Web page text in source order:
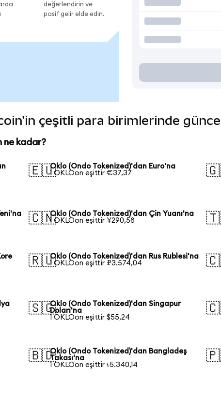
değerlendirin ve
pasif gelir elde edin.
çeşitli para birimlerinde
ne kadar?
🇪🇺Oklo (Ondo Tokenized)'dan Euro'na
1 OKLOon eşittir €37,37
🇨🇳Oklo (Ondo Tokenized)'dan Çin Yuanı'na
1 OKLOon eşittir ¥290,58
🇷🇺Oklo (Ondo Tokenized)'dan Rus Rublesi'na
1 OKLOon eşittir ₽3.574,04
🇸🇬Oklo (Ondo Tokenized)'dan Singapur
Doları'na
1 OKLOon eşittir $55,24
🇧🇩Oklo (Ondo Tokenized)'dan Bangladeş
Takası'na
1 OKLOon eşittir ৳5.340,14